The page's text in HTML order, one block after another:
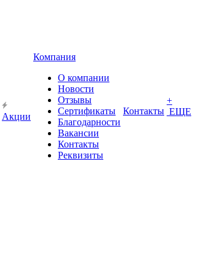
Акции
Компания
О компании
Новости
Отзывы
Сертификаты
Благодарности
Вакансии
Контакты
Реквизиты
Контакты
+
ЕЩЕ